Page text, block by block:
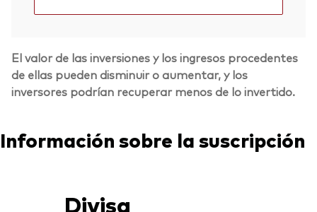
El valor de las inversiones y los ingresos procedentes
de ellas pueden disminuir o aumentar, y los
inversores podrían recuperar menos de lo invertido.
Información sobre la suscripción
Divisa